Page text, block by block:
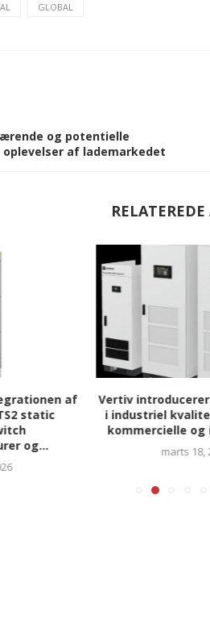
GLOBAL
og potentielle
af lademarkedet
af
static
og...
Vertiv
i industriel
kommercielle og
marts 18,